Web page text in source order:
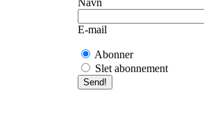
Navn
E-mail
Abonner
Slet abonnement